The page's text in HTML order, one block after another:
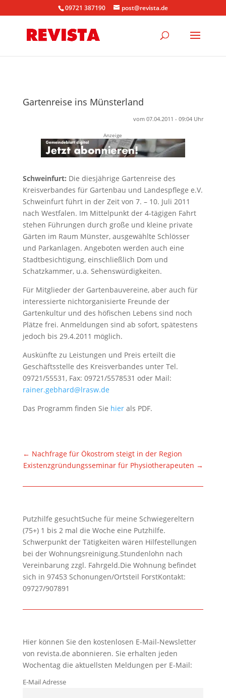
09721 387190 post@revista.de
Gartenreise ins Münsterland
vom 07.04.2011 - 09:04 Uhr
Anzeige
Schweinfurt: Die diesjährige Gartenreise des
Kreisverbandes für Gartenbau und Landespflege e.V.
Schweinfurt führt in der Zeit von 7. – 10. Juli 2011
nach Westfalen. Im Mittelpunkt der 4-tägigen Fahrt
stehen Führungen durch große und kleine private
Gärten im Raum Münster, ausgewählte Schlösser
und Parkanlagen. Angeboten werden auch eine
Stadtbesichtigung, einschließlich Dom und
Schatzkammer, u.a. Sehenswürdigkeiten.
Für Mitglieder der Gartenbauvereine, aber auch für
interessierte nichtorganisierte Freunde der
Gartenkultur und des höfischen Lebens sind noch
Plätze frei. Anmeldungen sind ab sofort, spätestens
jedoch bis 29.4.2011 möglich.
Auskünfte zu Leistungen und Preis erteilt die
Geschäftsstelle des Kreisverbandes unter Tel.
09721/55531, Fax: 09721/5578531 oder Mail:
rainer.gebhard@lrasw.de
Das Programm finden Sie hierals PDF.
← Nachfrage für Ökostrom steigt in der Region
Existenzgründungsseminar für Physiotherapeuten →
Putzhilfe gesuchtSuche für meine Schwiegereltern
(75+) 1 bis 2 mal die Woche eine Putzhilfe.
Schwerpunkt der Tätigkeiten wären Hilfestellungen
bei der Wohnungsreinigung.Stundenlohn nach
Vereinbarung zzgl. Fahrgeld.Die Wohnung befindet
sich in 97453 Schonungen/Ortsteil ForstKontakt:
09727/907891
Hier können Sie den kostenlosen E-Mail-Newsletter
von revista.de abonnieren. Sie erhalten jeden
Wochentag die aktuellsten Meldungen per E-Mail:
E-Mail Adresse